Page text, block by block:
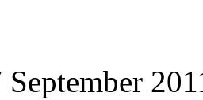
September